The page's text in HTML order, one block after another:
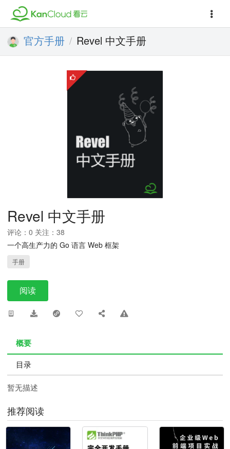
官方手册 / Revel 中文手册
Revel 中文手册
评论：0 关注：38
一个高生产力的 Go 语言 Web 框架
手册
阅读
概要
目录
暂无描述
推荐阅读